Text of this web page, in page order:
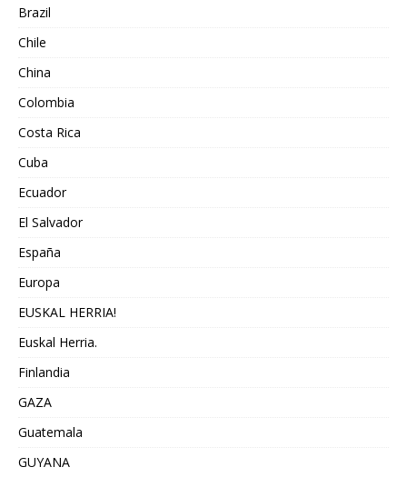
Brazil
Chile
China
Colombia
Costa Rica
Cuba
Ecuador
El Salvador
España
Europa
EUSKAL HERRIA!
Euskal Herria.
Finlandia
GAZA
Guatemala
GUYANA